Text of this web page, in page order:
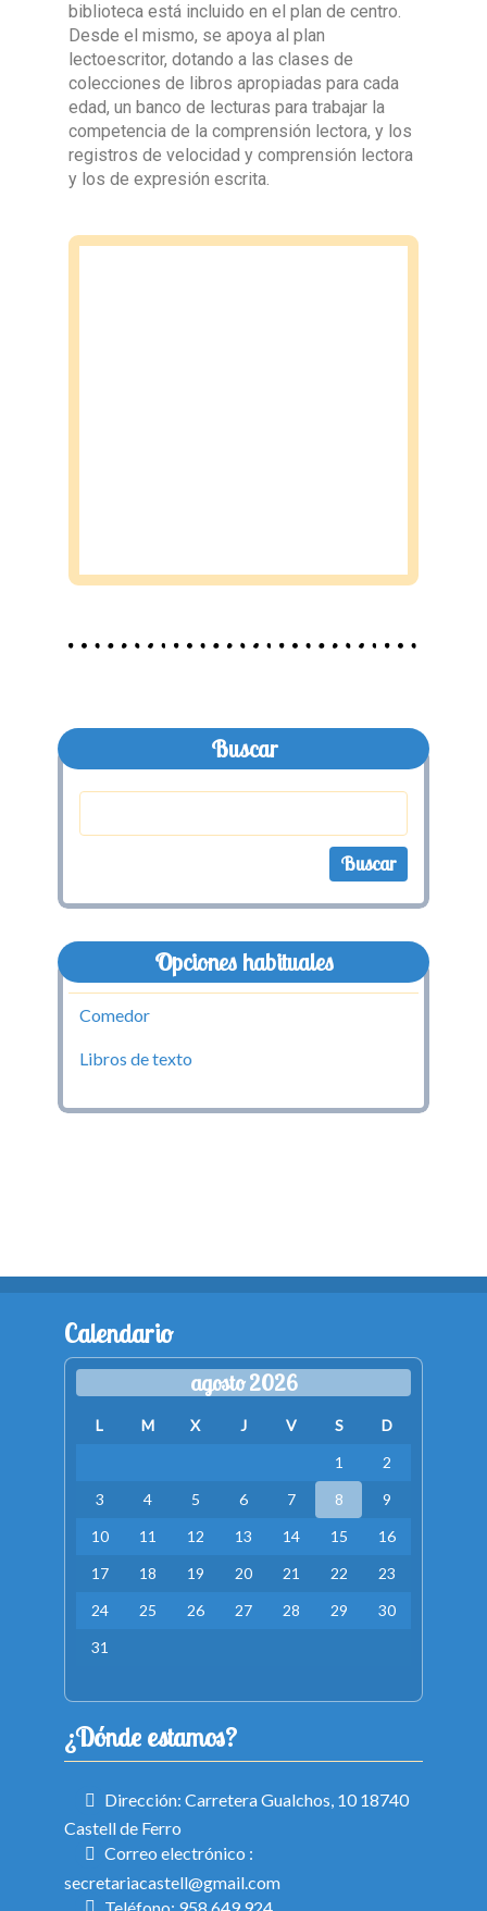
biblioteca está incluido en el plan de centro.
Desde el mismo, se apoya al plan
lectoescritor, dotando a las clases de
colecciones de libros apropiadas para cada
edad, un banco de lecturas para trabajar la
competencia de la comprensión lectora, y los
registros de velocidad y comprensión lectora
y los de expresión escrita.
Buscar
Opciones habituales
Comedor
Libros de texto
Calendario
agosto 2026
L M X J V S
D
1
2
3
4 5 6 7 8
9
10
11 12 13 14 15
16
17
18 19 20 21 22
23
24
25 26 27 28 29
30
31
¿Dónde estamos?
Dirección: Carretera Gualchos, 10 18740
Castell de Ferro
Correo electrónico :
secretariacastell@gmail.com
Teléfono: 958 649 924